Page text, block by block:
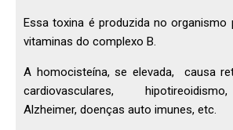
Essa toxina é produzida no organismo
vitaminas do complexo B.
A homocisteína, se elevada, causa
cardiovasculares,
Alzheimer, doenças auto imunes, etc.